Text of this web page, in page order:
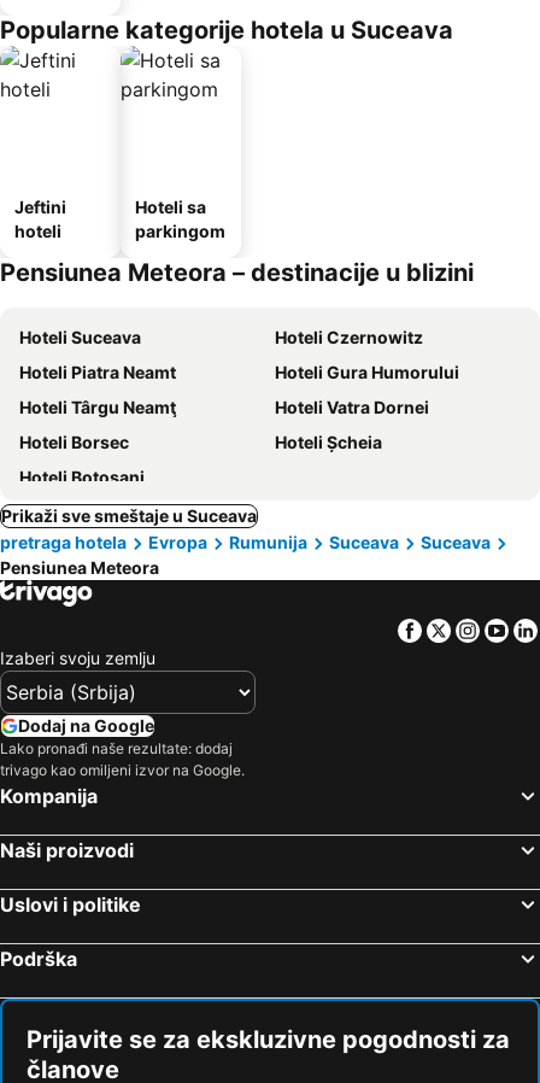
Popularne kategorije hotela u Suceava
Jeftini
hoteli
Hoteli sa
parkingom
Pensiunea Meteora – destinacije u blizini
Hoteli Suceava
Hoteli Czernowitz
Hoteli Piatra Neamt
Hoteli Gura Humorului
Hoteli Târgu Neamţ
Hoteli Vatra Dornei
Hoteli Borsec
Hoteli Șcheia
Hoteli Botosani
Prikaži sve smeštaje u Suceava
pretraga hotela
Evropa Rumunija Suceava
Suceava
Pensiunea Meteora
Facebook
Twitter
Izaberi svoju zemlju
Dodaj na Google
Lako pronađi naše rezultate: dodaj
trivago kao omiljeni izvor na Google.
Kompanija
Naši proizvodi
Uslovi i politike
Podrška
Prijavite se za ekskluzivne pogodnosti za
članove